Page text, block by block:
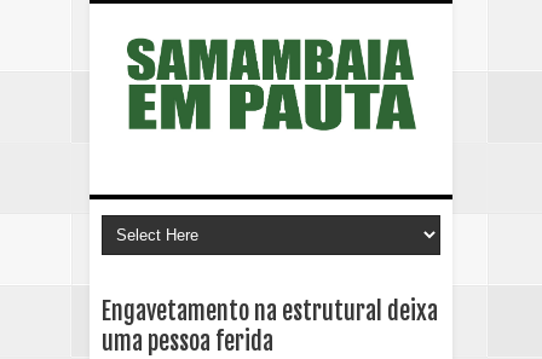
Engavetamento na estrutural deixa
uma pessoa ferida